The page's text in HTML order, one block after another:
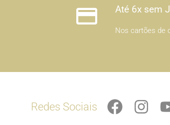
Até 6x sem
Nos cartões de
Redes Sociais
F
a
I
n